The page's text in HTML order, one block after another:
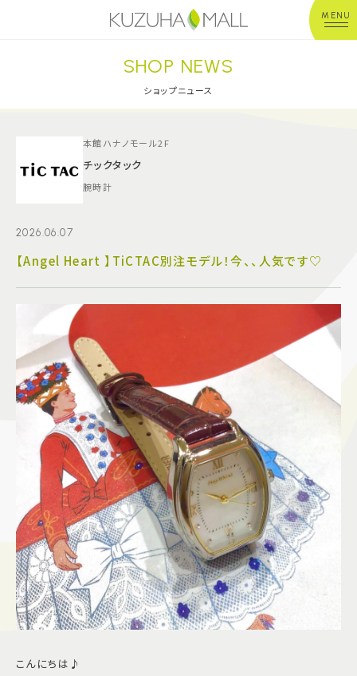
MENU
年中無休平 日：10:00~20:00
※店舗により異なる
ショップガイド
イベント
施設案内
アクセス＆駐車場
よくあるご質問
スタッフ募集
サイトマップ
プライバシーポリシー
Follow US
SHOP NEWS
ショップニュース
本館ハナノモール2F
チックタック
腕時計
2026.06.07
【Angel Heart 】TiCTAC別注モデル！今、、人気です♡
こんにちは♪